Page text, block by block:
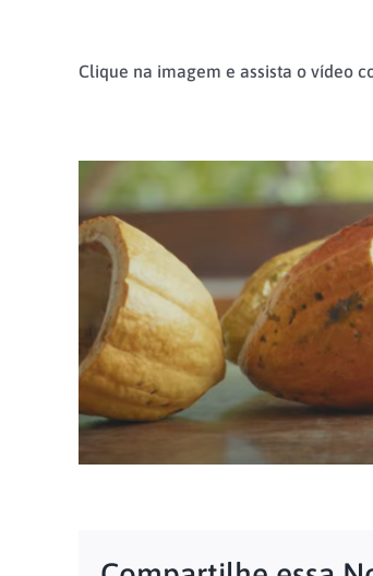
Clique na imagem e assista o vídeo